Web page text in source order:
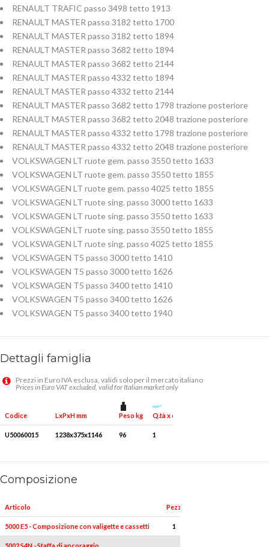
RENAULT TRAFIC passo 3498 tetto 1913
RENAULT MASTER passo 3182 tetto 1700
RENAULT MASTER passo 3182 tetto 1894
RENAULT MASTER passo 3682 tetto 1894
RENAULT MASTER passo 3682 tetto 2144
RENAULT MASTER passo 4332 tetto 1894
RENAULT MASTER passo 4332 tetto 2144
RENAULT MASTER passo 3682 tetto 1798 trazione posteriore
RENAULT MASTER passo 3682 tetto 2048 trazione posteriore
RENAULT MASTER passo 4332 tetto 1798 trazione posteriore
RENAULT MASTER passo 4332 tetto 2048 trazione posteriore
VOLKSWAGEN LT ruote gem. passo 3550 tetto 1633
VOLKSWAGEN LT ruote gem. passo 3550 tetto 1855
VOLKSWAGEN LT ruote gem. passo 4025 tetto 1855
VOLKSWAGEN LT ruote sing. passo 3000 tetto 1633
VOLKSWAGEN LT ruote sing. passo 3550 tetto 1633
VOLKSWAGEN LT ruote sing. passo 3550 tetto 1855
VOLKSWAGEN LT ruote sing. passo 4025 tetto 1855
VOLKSWAGEN T5 passo 3000 tetto 1410
VOLKSWAGEN T5 passo 3000 tetto 1626
VOLKSWAGEN T5 passo 3400 tetto 1410
VOLKSWAGEN T5 passo 3400 tetto 1626
VOLKSWAGEN T5 passo 3400 tetto 1940
Dettagli famiglia
Prezzi in Euro IVA esclusa, validi solo per il mercato italiano
Prices in Euro VAT excluded, valid for Italian market only
Codice LxPxH mm Peso kg Q.tà x conf.
U50060015 1238x375x1146 96 1
Composizione
Articolo Pezzi
5000 E5 - Composizione con valigette e cassetti 1